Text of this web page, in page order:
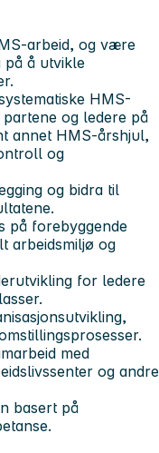
arbeid, og være
på å utvikle
HMS-
partene og ledere på
annet HMS-årshjul,
og
og bidra til
på forebyggende
arbeidsmiljø og
for ledere
med
og andre
basert på